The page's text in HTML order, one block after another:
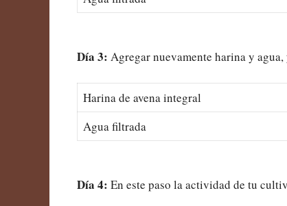
Día 3: Agregar nuevamente harina y
Harina de avena integral
Agua filtrada
Día 4: En este paso la actividad de tu